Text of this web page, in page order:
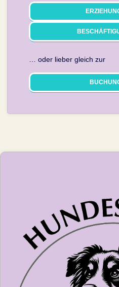
… oder lieber gleich zur